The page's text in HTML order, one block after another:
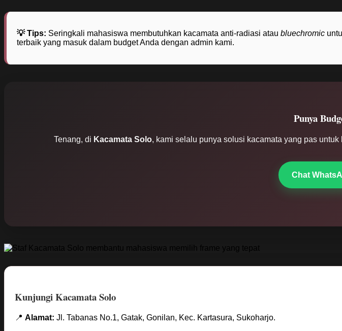
💡 Tips: Seringkali mahasiswa membutuhkan kacamata anti-radiasi atau bluechromic
terbaik yang masuk dalam budget Anda dengan admin kami.
Punya
Tenang, di Kacamata Solo, kami selalu punya solusi kacamata yang pas
Chat
Kunjungi Kacamata Solo
📍 Alamat: Jl. Tabanas No.1, Gatak, Gonilan, Kec. Kartasura, Sukoharjo.